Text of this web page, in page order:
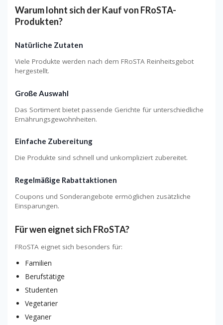
Warum lohnt sich der Kauf von FRoSTA-
Produkten?
Natürliche Zutaten
Viele Produkte werden nach dem FRoSTA Reinheitsgebot
hergestellt.
Große Auswahl
Das Sortiment bietet passende Gerichte für unterschiedliche
Ernährungsgewohnheiten.
Einfache Zubereitung
Die Produkte sind schnell und unkompliziert zubereitet.
Regelmäßige Rabattaktionen
Coupons und Sonderangebote ermöglichen zusätzliche
Einsparungen.
Für wen eignet sich FRoSTA?
FRoSTA eignet sich besonders für:
Familien
Berufstätige
Studenten
Vegetarier
Veganer